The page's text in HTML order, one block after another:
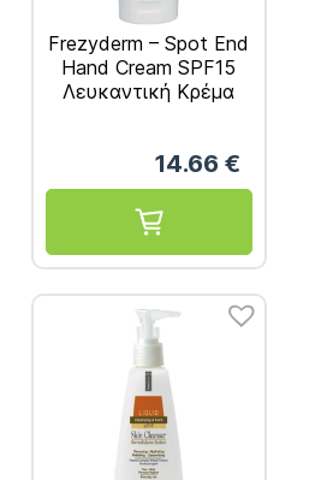
Frezyderm – Spot End
Hand Cream SPF15
Λευκαντική Κρέμα
14.66 €